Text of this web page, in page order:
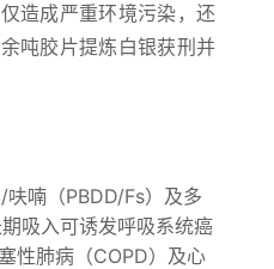
造成严重环境污染，还
吨胶片提炼白银获刑并
喃（PBDD/Fs）及多
吸入可诱发呼吸系统癌
性肺病（COPD）及心